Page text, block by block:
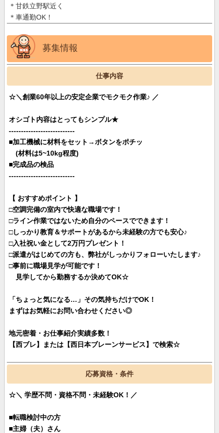
＊甘鉄立野駅近く
＊車通勤OK！
募集情報
仕事内容
☆＼創業60年以上の安定企業でモクモク作業♪ ／
オシゴト内容はとってもシンプル★
---------------------------
■加工機械に材料をセット→ボタンをポチッ
(材料は5~10kg程度)
■完成品の検品
---------------------------
【 おすすめポイント 】
□空調完備の室内で快適な職場です！
□ライン作業ではないため自分のペースでできます！
□しっかり教育＆サポートがあるから未経験の方でも安心♪
□入社祝い金として2万円プレゼント！
□派遣がはじめての方も、弊社がしっかりフォローいたします♪
□事前に職場見学が可能です！
見学してから勤務するか決めてOK☆
「ちょっと気になる…」その気持ちだけでOK！
まずはお気軽にお問い合わせください◎
地元密着・お仕事紹介実績多数！
【西ブレ】または【西日本ブレーンサービス】で検索☆
応募資格・条件
☆＼ 学歴不問・資格不問・未経験OK！／
■転職検討中の方
■主婦（夫）さん